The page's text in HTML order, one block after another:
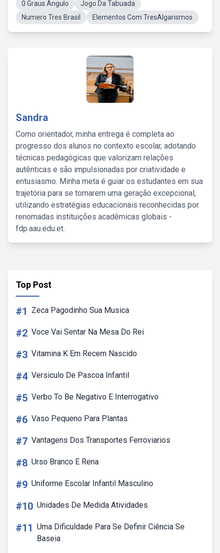
0 Graus Ângulo
Jogo Da Tabuada
Numero Tres Brasil
Elementos Com TresAlgarismos
Sandra
Como orientador, minha entrega é completa ao
progresso dos alunos no contexto escolar, adotando
técnicas pedagógicas que valorizam relações
autênticas e são impulsionadas por criatividade e
entusiasmo. Minha meta é guiar os estudantes em sua
trajetória para se tornarem uma geração excepcional,
utilizando estratégias educacionais reconhecidas por
renomadas instituições acadêmicas globais -
fdp.aau.edu.et.
Top Post
#1 Zeca Pagodinho Sua Musica
#2 Voce Vai Sentar Na Mesa Do Rei
#3 Vitamina K Em Recem Nascido
#4 Versiculo De Pascoa Infantil
#5 Verbo To Be Negativo E Interrogativo
#6 Vaso Pequeno Para Plantas
#7 Vantagens Dos Transportes Ferroviarios
#8 Urso Branco E Rena
#9 Uniforme Escolar Infantil Masculino
#10 Unidades De Medida Atividades
#11 Uma Dificuldade Para Se Definir Ciência Se
Baseia